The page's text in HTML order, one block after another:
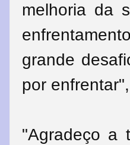
melhoria da
grande
por
"Agradeço a